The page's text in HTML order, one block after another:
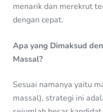
menarik dan merekrut
dengan cepat.
Apa yang Dimaksud
Massal?
Sesuai namanya yaitu
massal), strategi ini